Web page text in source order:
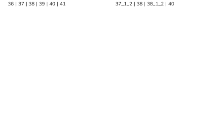
36 | 37 | 38 | 39 | 40 | 41 37_1_2 | 38 | 38_1_2 | 40